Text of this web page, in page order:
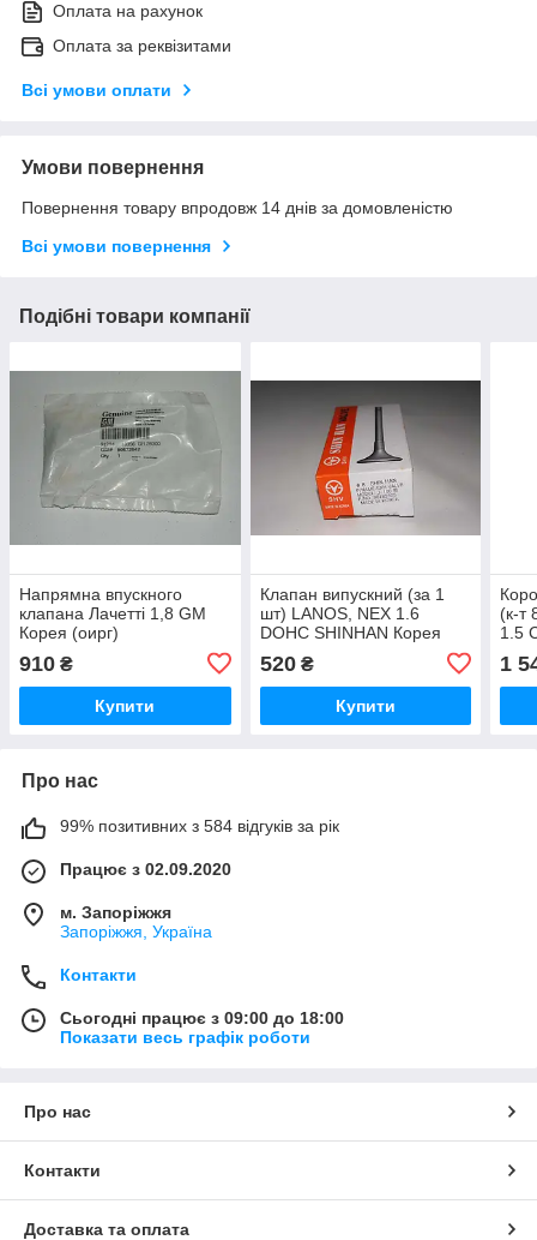
Оплата на рахунок
Оплата за реквізитами
Всі умови оплати
Умови повернення
Повернення товару впродовж 14 днів за домовленістю
Всі умови повернення
Подібні товари компанії
Напрямна впускного
клапана Лачетті 1,8 GM
Корея (оирг)
910 ₴
Купити
Клапан випускний (за 1
шт) LANOS, NEX 1.6
DOHC SHINHAN Корея
520₴
Купити
(к-т
1.5
1
Про нас
99% позитивних з 584 відгуків за рік
Працює з 02.09.2020
м. Запоріжжя
Запоріжжя, Україна
Контакти
Сьогодні працює з 09:00 до 18:00
Показати весь графік роботи
Про нас
Контакти
Доставка та оплата